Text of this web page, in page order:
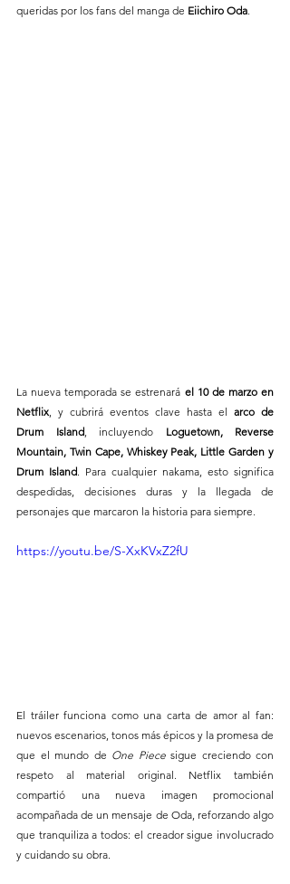
queridas por los fans del manga de Eiichiro Oda
La nueva temporada se estrenará el 10 de marzo en
Netflix , y cubrirá eventos clave hasta el arco de
Drum Island, incluyendo Loguetown, Reverse
Mountain, Twin Cape, Whiskey Peak, Little Garden y
Drum Island . Para cualquier nakama, esto significa
despedidas, decisiones duras y la llegada de
personajes que marcaron la historia para siempre.
https://youtu.be/S-XxKVxZ2fU
El tráiler funciona como una carta de amor al fan:
nuevos escenarios, tonos más épicos y la promesa de
que el mundo de One Piece sigue creciendo con
respeto al material original. Netflix también
compartió una nueva imagen promocional
acompañada de un mensaje de Oda, reforzando algo
que tranquiliza a todos: el creador sigue involucrado
y cuidando su obra.